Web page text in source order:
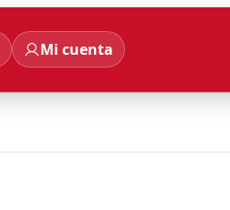
Mi cuenta